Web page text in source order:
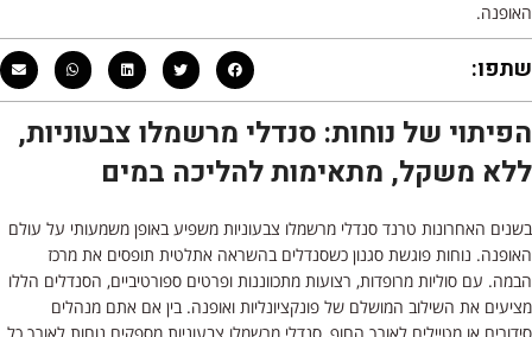
האופנה.
שתפו:
הפיתוי של נוחות: סנדלי מרשמלו צבעוניות,
ללא משקל, מתאימות להליכה במים
בשנים האחרונות טרנד סנדלי מרשמלו צבעוניות משפיע באופן משמעותי על עולם
האופנה. נוחות פוגשת סגנון כשסנדלים בהשראה אתלטית תופסים את מרכז
הבמה. עם סוליות מרופדות, רצועות מתכווננות ופרטים ספורטיביים, הסנדלים הללו
מציעים את השילוב המושלם של פונקציונליות ואופנה. בין אם אתם מנהלים
סידורים או מטיילים לאורך החוף, סנדלי מרשמלו צבעוניות מספקים נוחות לאורך כל